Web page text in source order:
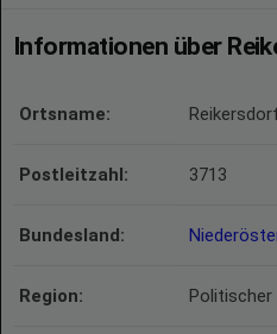
Informationen über
Ortsname:
Postleitzahl: 3713
Bundesland:
Region: